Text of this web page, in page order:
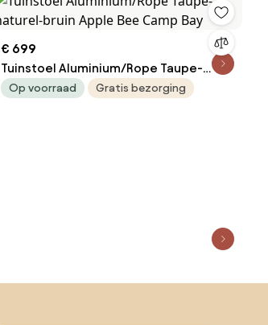
€ 699
Tuinstoel Aluminium/Rope Taupe-
naturel-bruin Apple Bee Camp Bay
Op voorraad Gratis bezorging